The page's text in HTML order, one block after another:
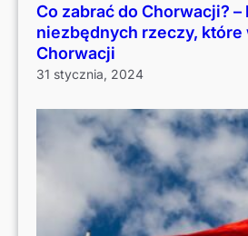
Co zabrać do Chorwacji? –
niezbędnych rzeczy, które
Chorwacji
31 stycznia, 2024